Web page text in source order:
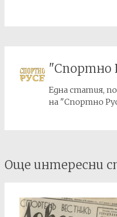
"Спортно
Една статия,
на "Спортно
Post
navigation
Още интересни